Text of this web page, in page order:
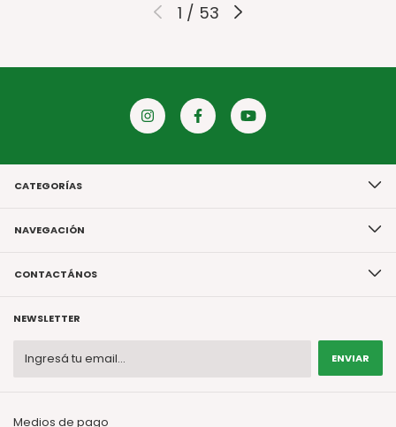
1 / 53
CATEGORÍAS
NAVEGACIÓN
CONTACTÁNOS
NEWSLETTER
Medios de pago